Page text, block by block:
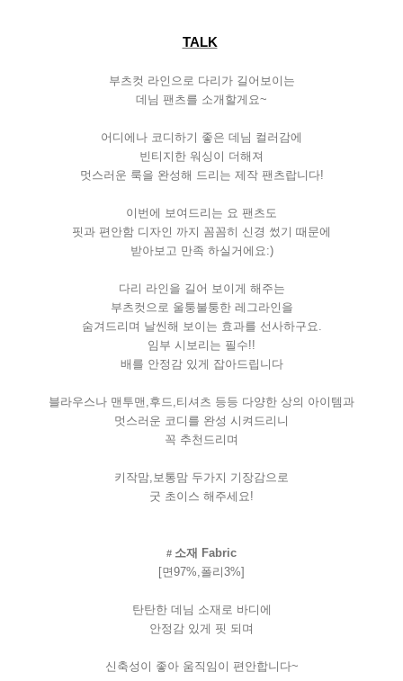
TALK
부츠컷 라인으로 다리가 길어보이는
데님 팬츠를 소개할게요~
어디에나 코디하기 좋은 데님 컬러감에
빈티지한 워싱이 더해져
멋스러운 룩을 완성해 드리는 제작 팬츠랍니다!
이번에 보여드리는 요 팬츠도
핏과 편안함 디자인 까지 꼼꼼히 신경 썼기 때문에
받아보고 만족 하실거에요:)
다리 라인을 길어 보이게 해주는
부츠컷으로 울퉁불퉁한 레그라인을
숨겨드리며 날씬해 보이는 효과를 선사하구요.
임부 시보리는 필수!!
배를 안정감 있게 잡아드립니다
블라우스나 맨투맨 ,후드,티셔츠 등등 다양한 상의 아이템과
멋스러운 코디를 완성 시켜드리니
꼭 추천드리며
키작맘,보통맘 두가지 기장감으로
굿 초이스 해주세요!
# 소재 Fabric
[면97%,폴리3%]
탄탄한 데님 소재로 바디에
안정감 있게 핏 되며
신축성이 좋아 움직임이 편안합니다~